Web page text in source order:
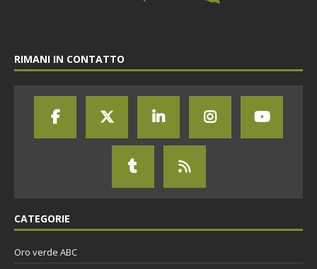
RIMANI IN CONTATTO
CATEGORIE
Oro verde ABC